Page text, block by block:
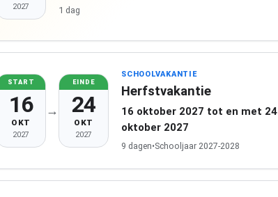
2027 1 dag
START
16
OKT
2027
→
EINDE
24
OKT
2027
SCHOOLVAKANTIE
Herfstvakantie
16 oktober 2027 tot en met 24
oktober 2027
9 dagen•Schooljaar 2027-2028